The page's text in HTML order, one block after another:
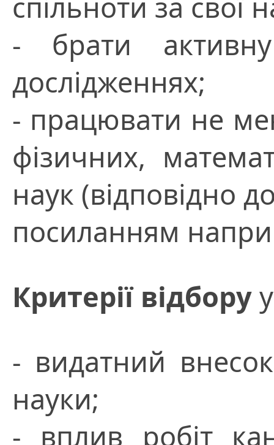
- брати
дослідженнях;
- працювати не
фізичних,
наук (відповідно
посиланням
Критерії відбору
- видатний
науки;
- вплив робіт